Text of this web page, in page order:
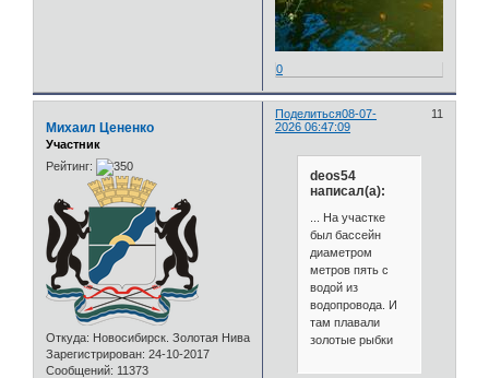
0
Поделиться 11
08-07-
2026 06:47:09
Михаил Цененко
Участник
Рейтинг:
Откуда: Новосибирск. Золотая Нива
Зарегистрирован: 24-10-2017
Сообщений: 11373
deos54
написал(а):
... На участке
был бассейн
диаметром
метров пять с
водой из
водопровода. И
там плавали
золотые рыбки